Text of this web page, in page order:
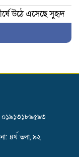
উঠে এসেছে সুহৃদ
ব্লক মার্কেটে
০১৯১৩১৮৯৫৯৩
৪র্থ তলা, ৯২